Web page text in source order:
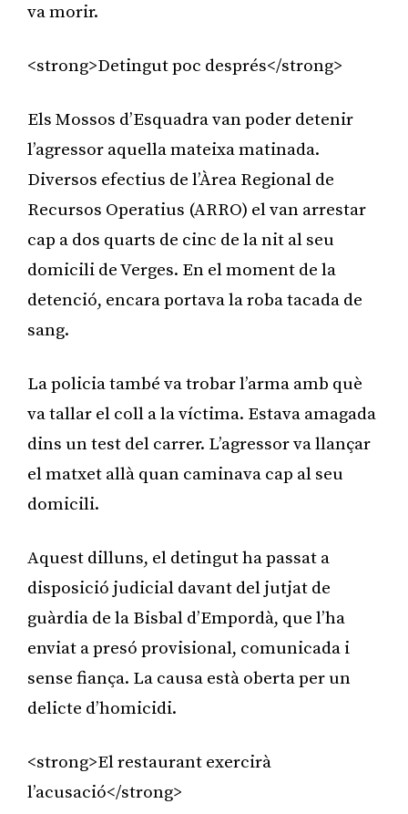
va morir.
<strong>Detingut poc després</strong>
Els Mossos d’Esquadra van poder detenir
l’agressor aquella mateixa matinada.
Diversos efectius de l’Àrea Regional de
Recursos Operatius (ARRO) el van arrestar
cap a dos quarts de cinc de la nit al seu
domicili de Verges. En el moment de la
detenció, encara portava la roba tacada de
sang.
La policia també va trobar l’arma amb què
va tallar el coll a la víctima. Estava amagada
dins un test del carrer. L’agressor va llançar
el matxet allà quan caminava cap al seu
domicili.
Aquest dilluns, el detingut ha passat a
disposició judicial davant del jutjat de
guàrdia de la Bisbal d’Empordà, que l’ha
enviat a presó provisional, comunicada i
sense fiança. La causa està oberta per un
delicte d’homicidi.
<strong>El restaurant exercirà
l’acusació</strong>